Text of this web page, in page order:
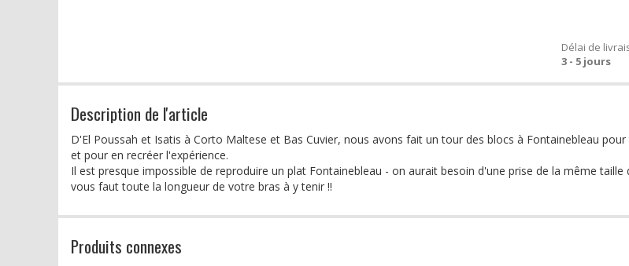
Délai de
3 - 5 jours
Description de l'article
D'El Poussah et Isatis à Corto Maltese et Bas Cuvier, nous avons fait un tour des blocs à Fontainebleau
et pour en recréer l'expérience.
Il est presque impossible de reproduire un plat Fontainebleau - on aurait besoin d'une prise de la même
vous faut toute la longueur de votre bras à y tenir !!
Produits connexes